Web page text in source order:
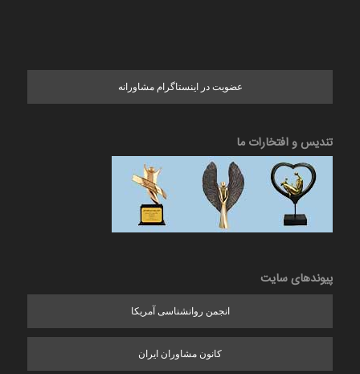
عضویت در اینستاگرام مشاورانه
تندیس و افتخارات ما
پیوندهای سایت
انجمن روانشناسی آمریکا
کانون مشاوران ایران